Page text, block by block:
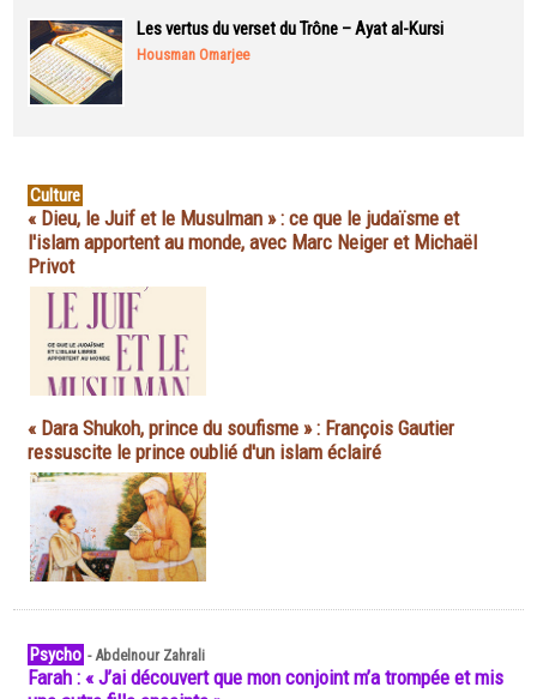
Les vertus du verset du Trône – Ayat al-Kursi
Housman Omarjee
Culture
« Dieu, le Juif et le Musulman » : ce que le judaïsme et
l'islam apportent au monde, avec Marc Neiger et Michaël
Privot
« Dara Shukoh, prince du soufisme » : François Gautier
ressuscite le prince oublié d'un islam éclairé
Psycho -Abdelnour Zahrali
Farah : « J’ai découvert que mon conjoint m’a trompée et mis